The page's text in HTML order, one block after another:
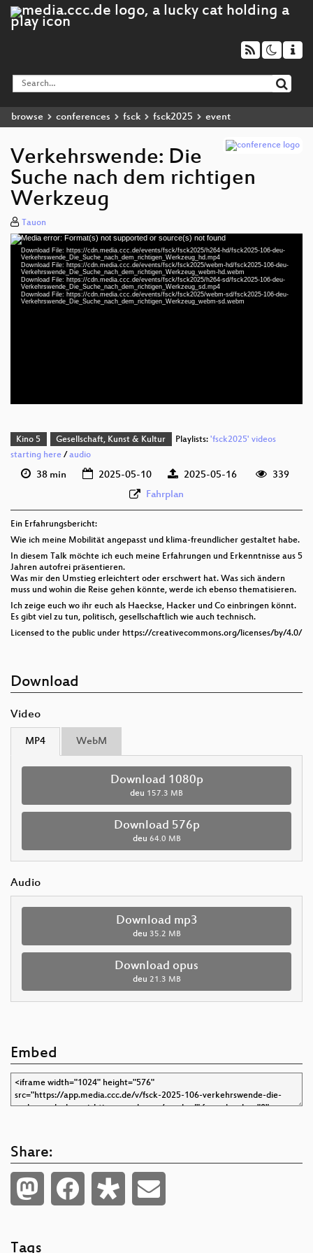
browse conferences fsck fsck2025 event
Verkehrswende: Die
Suche nach dem richtigen
Werkzeug
Tauon
Video
Player
Media error: Format(s) not supported or source(s) not found
Download File: https://cdn.media.ccc.de/events/fsck/fsck2025/h264-hd/fsck2025-106-deu-
Verkehrswende_Die_Suche_nach_dem_richtigen_Werkzeug_hd.mp4
Download File: https://cdn.media.ccc.de/events/fsck/fsck2025/webm-hd/fsck2025-106-deu-
Verkehrswende_Die_Suche_nach_dem_richtigen_Werkzeug_webm-hd.webm
Download File: https://cdn.media.ccc.de/events/fsck/fsck2025/h264-sd/fsck2025-106-deu-
Verkehrswende_Die_Suche_nach_dem_richtigen_Werkzeug_sd.mp4
Download File: https://cdn.media.ccc.de/events/fsck/fsck2025/webm-sd/fsck2025-106-deu-
Verkehrswende_Die_Suche_nach_dem_richtigen_Werkzeug_webm-sd.webm
deu 1080p (mp4)
Kino 5 Gesellschaft, Kunst & Kultur Playlists: 'fsck2025' videos
starting here /audio
38 min 2025-05-10 2025-05-16
339
Fahrplan
Ein Erfahrungsbericht:
Wie ich meine Mobilität angepasst und klima-freundlicher gestaltet habe.
In diesem Talk möchte ich euch meine Erfahrungen und Erkenntnisse aus 5
Jahren autofrei präsentieren.
Was mir den Umstieg erleichtert oder erschwert hat. Was sich ändern
muss und wohin die Reise gehen könnte, werde ich ebenso thematisieren.
Ich zeige euch wo ihr euch als Haeckse, Hacker und Co einbringen könnt.
Es gibt viel zu tun, politisch, gesellschaftlich wie auch technisch.
Licensed to the public under https://creativecommons.org/licenses/by/4.0/
Download
Video
MP4 WebM
Download 1080p
deu 157.3 MB
Download 576p
deu 64.0 MB
Audio
Download mp3
deu 35.2 MB
Download opus
deu 21.3 MB
Embed
Share:
Tags